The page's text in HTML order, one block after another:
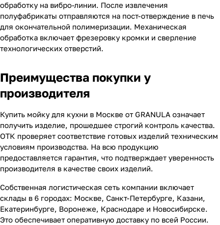
обработку на вибро-линии. После извлечения
полуфабрикаты отправляются на пост-отверждение в печь
для окончательной полимеризации. Механическая
обработка включает фрезеровку кромки и сверление
технологических отверстий.
Преимущества покупки у
производителя
Купить мойку для кухни в Москве от GRANULA означает
получить изделие, прошедшее строгий контроль качества.
ОТК проверяет соответствие готовых изделий техническим
условиям производства. На всю продукцию
предоставляется гарантия, что подтверждает уверенность
производителя в качестве своих изделий.
Собственная логистическая сеть компании включает
склады в 6 городах: Москве, Санкт-Петербурге, Казани,
Екатеринбурге, Воронеже, Краснодаре и Новосибирске.
Это обеспечивает оперативную доставку по всей России.